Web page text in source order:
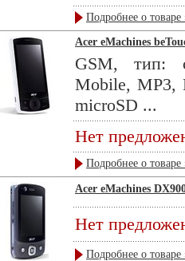
Подробнее о товаре
Acer eMachines
GSM, тип:
Mobile, MP3,
microSD ...
Нет
Подробнее о товаре
Acer eMachines
Нет
Подробнее о товаре